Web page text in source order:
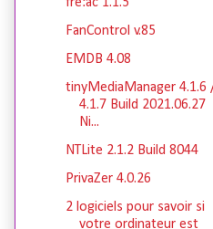
fre:ac 1.1.5
FanControl v.85
EMDB 4.08
tinyMediaManager 4.1.6
4.1.7 Build 2021.06.27
Ni...
NTLite 2.1.2 Build 8044
PrivaZer 4.0.26
2 logiciels pour savoir si
votre ordinateur est